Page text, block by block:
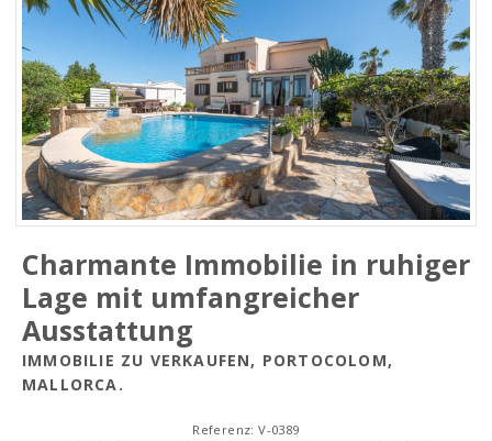
Charmante Immobilie in ruhiger
Lage mit umfangreicher
Ausstattung
IMMOBILIE ZU VERKAUFEN, PORTOCOLOM,
MALLORCA.
Referenz: V-0389